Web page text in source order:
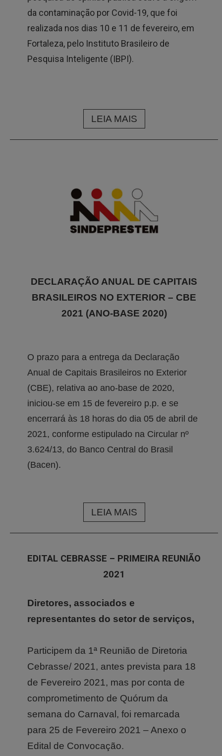
da contaminação por Covid-19, que foi
realizada nos dias 10 e 11 de fevereiro, em
Fortaleza, pelo Instituto Brasileiro de
Pesquisa Inteligente (IBPI).
LEIA MAIS
DECLARAÇÃO ANUAL DE CAPITAIS
BRASILEIROS NO EXTERIOR – CBE
2021 (ANO-BASE 2020)
O prazo para a entrega da Declaração
Anual de Capitais Brasileiros no Exterior
(CBE), relativa ao ano-base de 2020,
iniciou-se em 15 de fevereiro p.p. e se
encerrará às 18 horas do dia 05 de abril de
2021, conforme estipulado na Circular nº
3.624/13, do Banco Central do Brasil
(Bacen).
LEIA MAIS
EDITAL CEBRASSE – PRIMEIRA REUNIÃO
2021
Diretores, associados e
representantes do setor de serviços,
Participem da 1ª Reunião de Diretoria
Cebrasse/ 2021, antes prevista para 18
de Fevereiro 2021, mas por conta de
comprometimento de Quórum da
semana do Carnaval, foi remarcada
para 25 de Fevereiro 2021 – Anexo o
Edital de Convocação.